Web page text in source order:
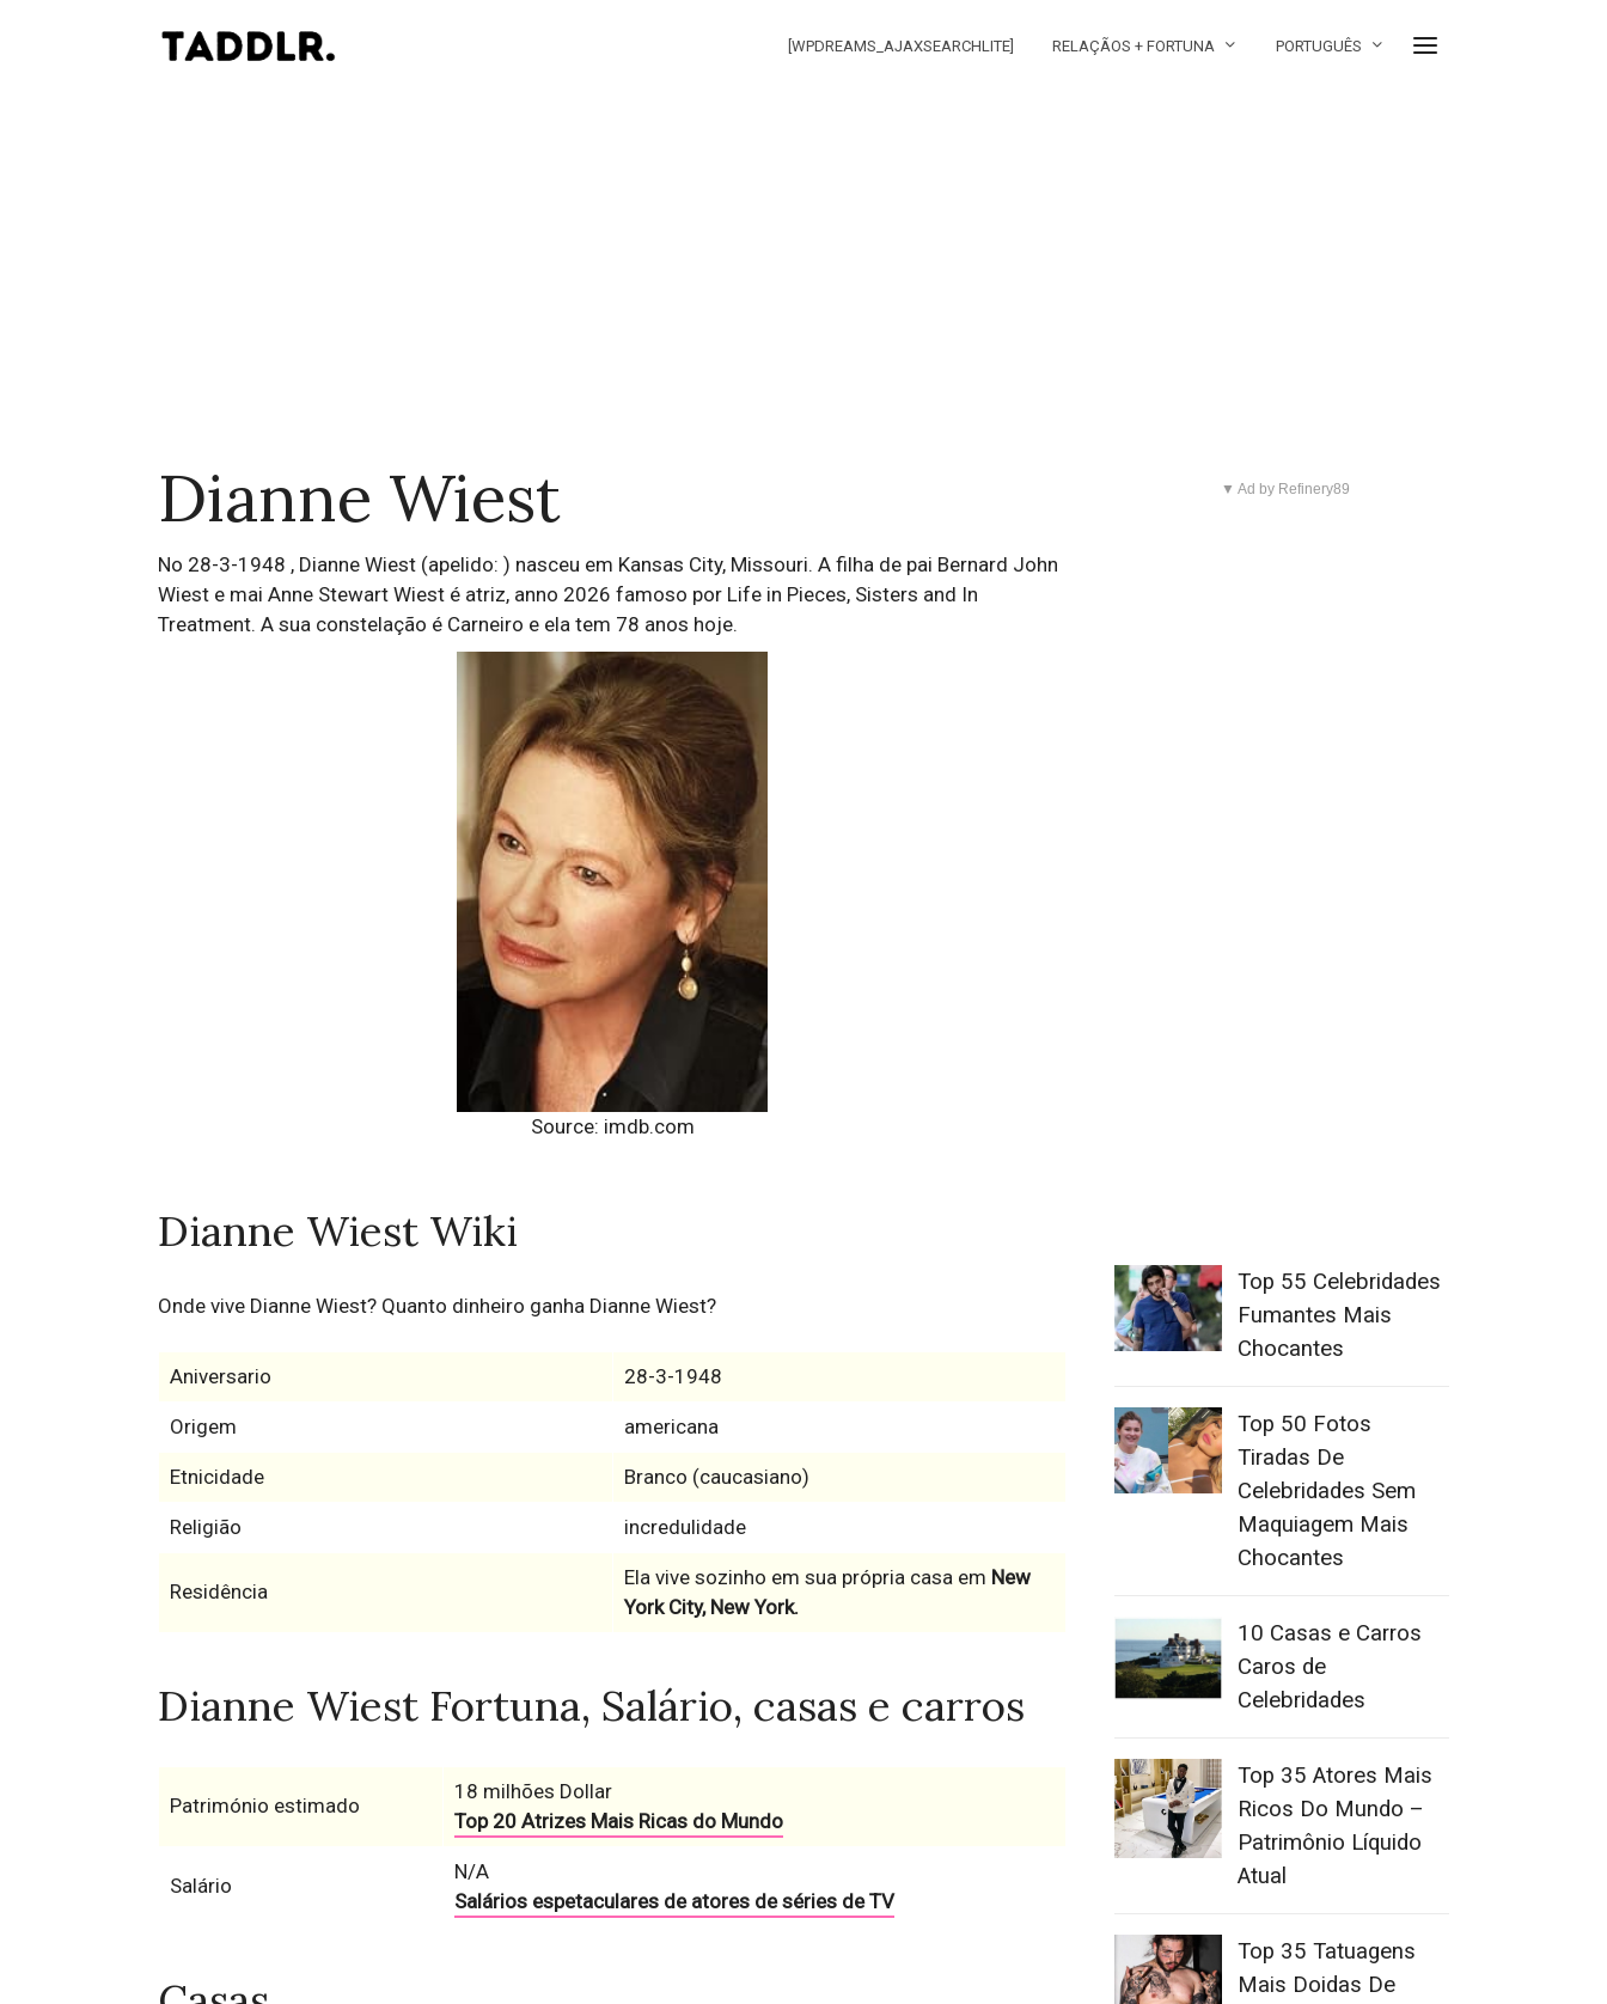
[WPDREAMS_AJAXSEARCHLITE] RELAÇÃOS + FORTUNA PORTUGUÊS
Dianne Wiest
No 28-3-1948 , Dianne Wiest (apelido: ) nasceu em Kansas City, Missouri. A filha de pai Bernard John
Wiest e mai Anne Stewart Wiest é atriz, anno 2026 famoso por Life in Pieces, Sisters and In
Treatment. A sua constelação é Carneiro e ela tem 78 anos hoje.
Source: imdb.com
Dianne Wiest Wiki
Onde vive Dianne Wiest? Quanto dinheiro ganha Dianne Wiest?
Aniversario 28-3-1948
Origem americana
Etnicidade Branco (caucasiano)
Religião incredulidade
Residência
Ela vive sozinho em sua própria casa em New
York City, New York.
Dianne Wiest Fortuna, Salário, casas e carros
Património estimado
18 milhões Dollar
Top 20 Atrizes Mais Ricas do Mundo
Salário
N/A
Salários espetaculares de atores de séries de TV
▼ Ad by Refinery89
Top 55 Celebridades
Fumantes Mais
Chocantes
Top 50 Fotos
Tiradas De
Celebridades Sem
Maquiagem Mais
Chocantes
10 Casas e Carros
Caros de
Celebridades
Top 35 Atores Mais
Ricos Do Mundo –
Patrimônio Líquido
Atual
Top 35 Tatuagens
Mais Doidas De